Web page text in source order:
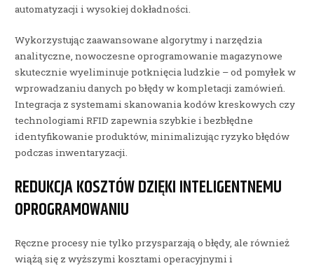
automatyzacji i wysokiej dokładności.
Wykorzystując zaawansowane algorytmy i narzędzia
analityczne, nowoczesne oprogramowanie magazynowe
skutecznie wyeliminuje potknięcia ludzkie – od pomyłek w
wprowadzaniu danych po błędy w kompletacji zamówień.
Integracja z systemami skanowania kodów kreskowych czy
technologiami RFID zapewnia szybkie i bezbłędne
identyfikowanie produktów, minimalizując ryzyko błędów
podczas inwentaryzacji.
REDUKCJA KOSZTÓW DZIĘKI INTELIGENTNEMU
OPROGRAMOWANIU
Ręczne procesy nie tylko przysparzają o błędy, ale również
wiążą się z wyższymi kosztami operacyjnymi i